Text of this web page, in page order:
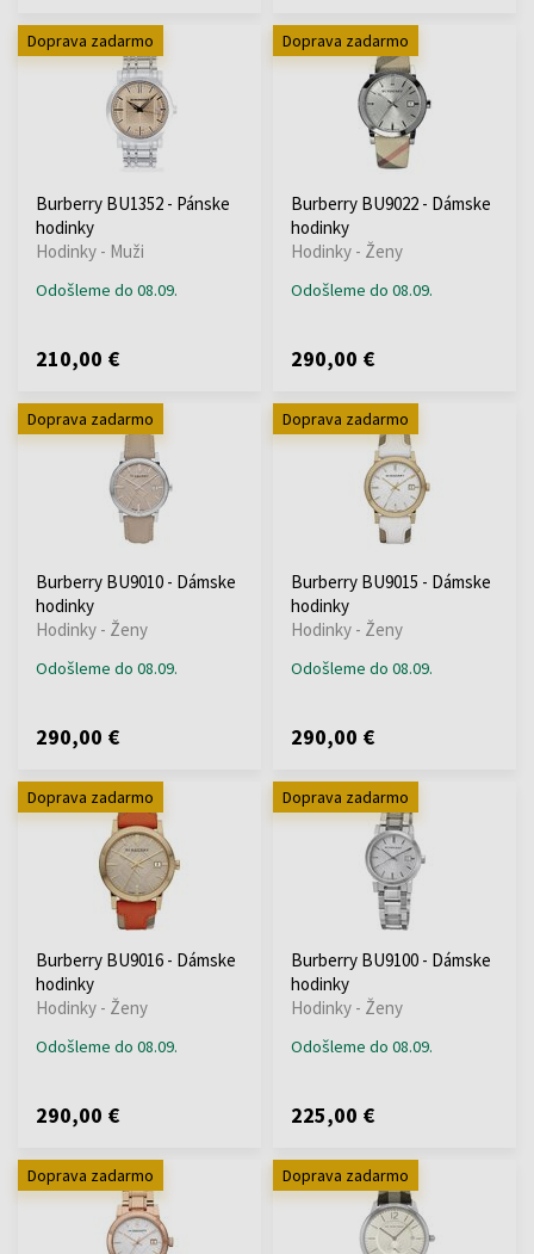
Doprava zadarmo
Burberry BU1352 - Pánske
hodinky
Hodinky - Muži
Odošleme do 08.09.
210,00 €
Doprava zadarmo
Burberry BU9022 - Dámske
hodinky
Hodinky - Ženy
Odošleme do 08.09.
290,00 €
Doprava zadarmo
Burberry BU9010 - Dámske
hodinky
Hodinky - Ženy
Odošleme do 08.09.
290,00 €
Doprava zadarmo
Burberry BU9015 - Dámske
hodinky
Hodinky - Ženy
Odošleme do 08.09.
290,00 €
Doprava zadarmo
Burberry BU9016 - Dámske
hodinky
Hodinky - Ženy
Odošleme do 08.09.
290,00 €
Doprava zadarmo
Burberry BU9100 - Dámske
hodinky
Hodinky - Ženy
Odošleme do 08.09.
225,00 €
Doprava zadarmo Doprava zadarmo